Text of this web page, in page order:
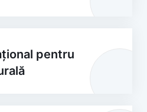
pentru